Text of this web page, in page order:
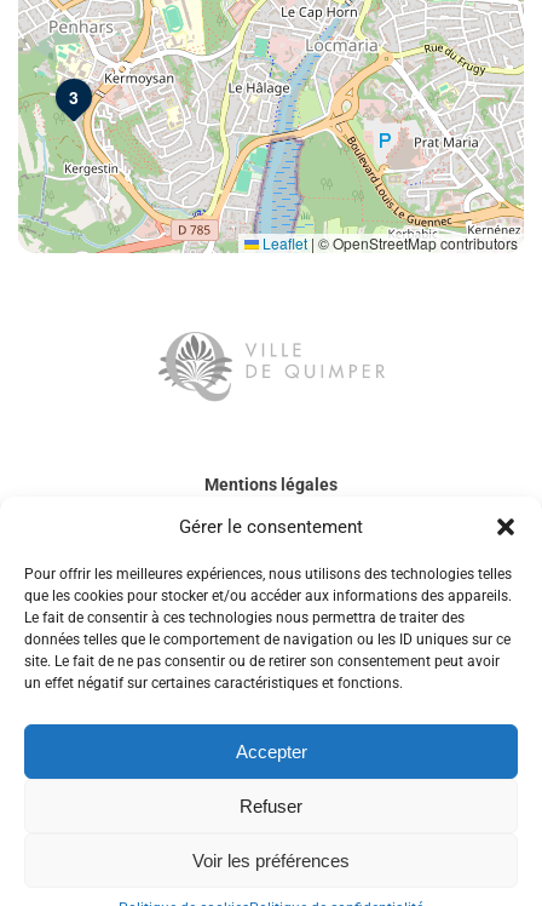
Gérer le consentement
Pour offrir les meilleures expériences, nous utilisons des technologies telles
que les cookies pour stocker et/ou accéder aux informations des appareils.
Le fait de consentir à ces technologies nous permettra de traiter des
données telles que le comportement de navigation ou les ID uniques sur ce
site. Le fait de ne pas consentir ou de retirer son consentement peut avoir
un effet négatif sur certaines caractéristiques et fonctions.
Accepter
Refuser
Voir les préférences
3
Leaflet | © OpenStreetMap contributors
Mentions légales
Politique de confidentialité
Accessibilité
Contactez-nous